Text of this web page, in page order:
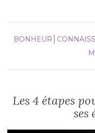
BONHEUR
Les 4 étapes
ses